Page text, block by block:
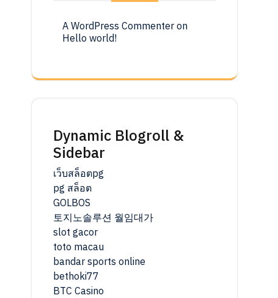
A WordPress Commenter on
Hello world!
Dynamic Blogroll &
Sidebar
เว็บสล็อตpg
pg สล็อต
GOLBOS
토지노솔루션 월임대가
slot gacor
toto macau
bandar sports online
bethoki77
BTC Casino